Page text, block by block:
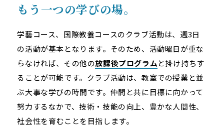
もう一つの学びの場。
学藝コース、国際教養コースのクラブ活動は、週3日
の活動が基本となります。そのため、活動曜日が重な
らなければ、その他の放課後プログラムと掛け持ちす
ることが可能です。クラブ活動は、教室での授業と並
ぶ大事な学びの時間です。仲間と共に目標に向かって
努力するなかで、技術・技能の向上、豊かな人間性、
社会性を育むことを目指します。